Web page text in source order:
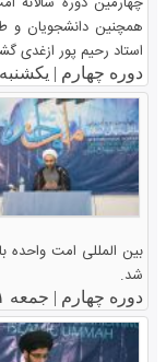
همچنین دانشجویان و
استاد رحیم پور ازغدی
دوره چهارم | یکشنبه ۲۳ تیر ۱۳۹۲
شد.
دوره چهارم | جمعه ۲۱ تیر ۱۳۹۲